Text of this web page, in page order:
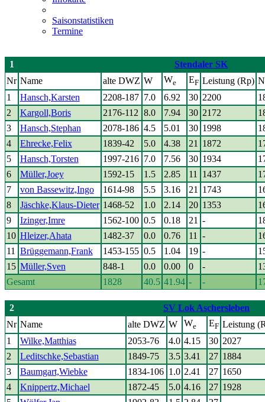
Saisonstatistiken
Termine
1
Stendaler SK
Nr Name alte DWZ W We EF Leistung (Rp)
1
Hansch,Karsten 2208-187 7.0 6.92 30 2200
2
Kargoll,Boris 2176-112 8.0 7.94 30 2172
3
Hansch,Stephan 2078-186 4.5 5.01 30 1998
4
Ehrecke,Felix 1839-42 5.0 4.38 21 1872
5
Hansch,Torsten 1997-216 7.0 7.56 30 1934
6
Müller,Joey 1592-15 1.5 2.85 11 1437
7
von Bassewitz,Ingo 1614-98 5.5 3.16 21 1743
8
Jäschke,Klaus-Dieter 1468-52 1.0 2.14 20 1353
9
Izinger,Imre 1562-100 0.5 0.18 21 -
10 Hleizer,Ahata 1482-37 0.0 0.76 11 -
11
Brüggemann,Frank 1453-155 0.5 1.04 19 -
15 Müller,Sven 848-1 0.0 0.00 0 -
Gesamt
1828 40.5 41.94 - -
2
SV Lok Aschersleben
Nr Name alte DWZ W We EF Leistung
1
Wilke,Matthias 2053-76 4.0 4.15 30 2027
2
Leditschke,Sebastian 1849-75 3.5 3.41 27 1884
3
Baumgart,Wiebke 1834-106 1.0 2.41 27 1650
4
Knippertz,Michael 1872-45 5.0 4.16 27 1928